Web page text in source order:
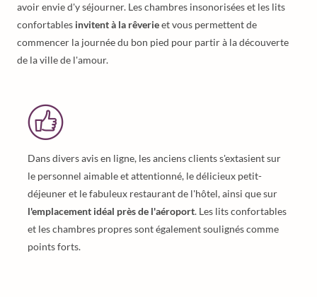
avoir envie d'y séjourner. Les chambres insonorisées et les lits
confortables invitent à la rêverieet vous permettent de
commencer la journée du bon pied pour partir à la découverte
de la ville de l'amour.
Dans divers avis en ligne, les anciens clients s'extasient sur
le personnel aimable et attentionné, le délicieux petit-
déjeuner et le fabuleux restaurant de l'hôtel, ainsi que sur
l'emplacement idéal près de l'aéroport. Les lits confortables
et les chambres propres sont également soulignés comme
points forts.